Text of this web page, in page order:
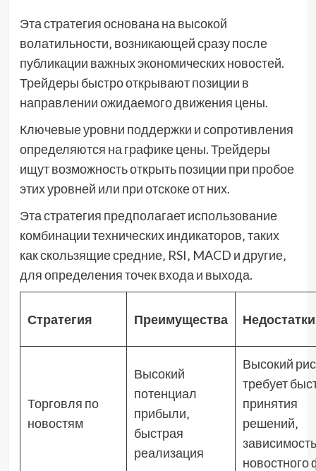
Эта стратегия основана на высокой
волатильности‚ возникающей сразу после
публикации важных экономических новостей.
Трейдеры быстро открывают позиции в
направлении ожидаемого движения цены.
Ключевые уровни поддержки и сопротивления
определяются на графике цены. Трейдеры
ищут возможность открыть позиции при пробое
этих уровней или при отскоке от них.
Эта стратегия предполагает использование
комбинации технических индикаторов‚ таких
как скользящие средние‚ RSI‚ MACD и другие‚
для определения точек входа и выхода.
Стратегия Преимущества Недостатки
Торговля по
новостям
Высокий
потенциал
прибыли‚
быстрая
реализация
Высокий
требует
принятия
решений‚
новостного